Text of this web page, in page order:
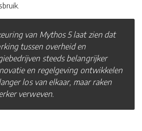
van Mythos 5 laat zien dat
tussen overheid en
steeds belangrijker
en regelgeving ontwikkelen
los van elkaar, maar raken
verweven.